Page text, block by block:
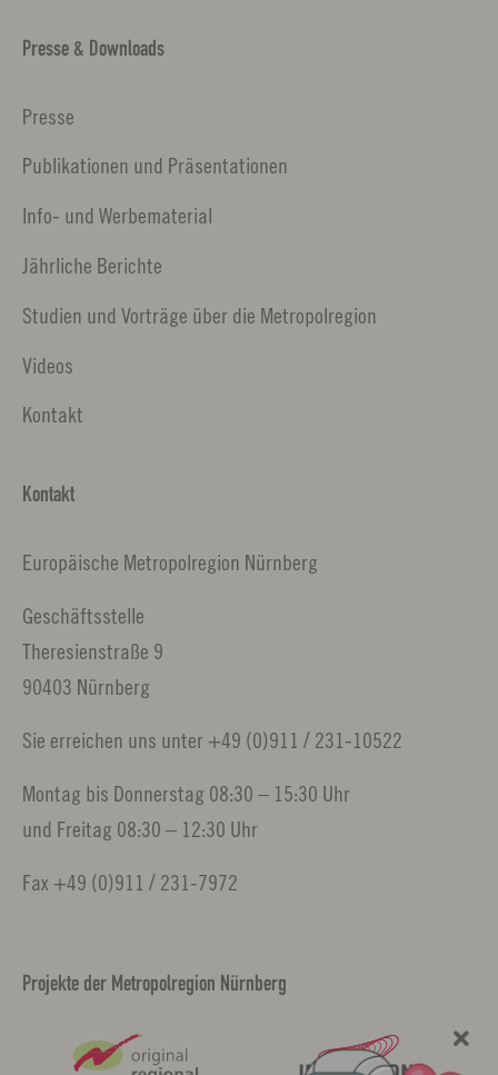
Presse & Downloads
Presse
Publikationen und Präsentationen
Info- und Werbematerial
Jährliche Berichte
Studien und Vorträge über die Metropolregion
Videos
Kontakt
Kontakt
Europäische Metropolregion Nürnberg
Geschäftsstelle
Theresienstraße 9
90403 Nürnberg
Sie erreichen uns unter +49 (0)911 / 231-10522
Montag bis Donnerstag 08:30 – 15:30 Uhr
und Freitag 08:30 – 12:30 Uhr
Fax +49 (0)911 / 231-7972
Projekte der Metropolregion Nürnberg